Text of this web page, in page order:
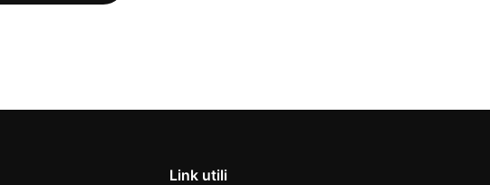
Link utili